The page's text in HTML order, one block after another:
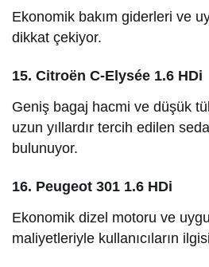
Ekonomik bakım giderleri ve
dikkat çekiyor.
15. Citroën C-Elysée 1.6 HDi
Geniş bagaj hacmi ve düşük
uzun yıllardır tercih edilen
bulunuyor.
16. Peugeot 301 1.6 HDi
Ekonomik dizel motoru ve
maliyetleriyle kullanıcıların